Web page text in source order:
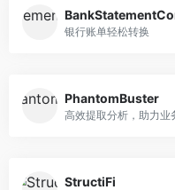
银行账单轻松转换
PhantomBuster
高效提取分析，助力业
StructiFi